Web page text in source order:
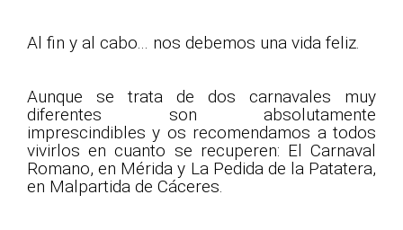
Al fin y al cabo... nos debemos una vida feliz.
Aunque se trata de dos carnavales muy
diferentes son absolutamente
imprescindibles y os recomendamos a todos
vivirlos en cuanto se recuperen: El Carnaval
Romano, en Mérida y La Pedida de la Patatera,
en Malpartida de Cáceres.